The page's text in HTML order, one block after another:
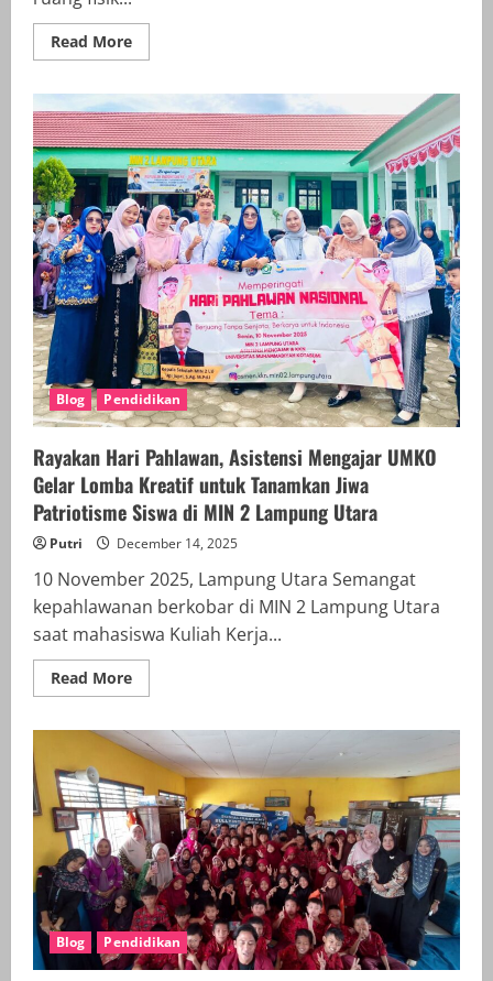
Read MoreRead
more
Kehidupan
Kelas
dan
Pembentukan
Karakter
Siswa:
Perspektif
Sosiologi
dan
Antropologi
Pendidikan
Blog Pendidikan
Rayakan Hari Pahlawan, Asistensi Mengajar UMKO
Gelar Lomba Kreatif untuk Tanamkan Jiwa
Patriotisme Siswa di MIN 2 Lampung Utara
Putri December 14, 2025
10 November 2025, Lampung Utara Semangat
kepahlawanan berkobar di MIN 2 Lampung Utara
saat mahasiswa Kuliah Kerja...
Read MoreRead
more
Hari
Pahlawan,
Asistensi
Mengajar
UMKO
Gelar
Lomba
Kreatif
untuk
Tanamkan
Jiwa
Patriotisme
Siswa
di
MIN
2
Blog Pendidikan